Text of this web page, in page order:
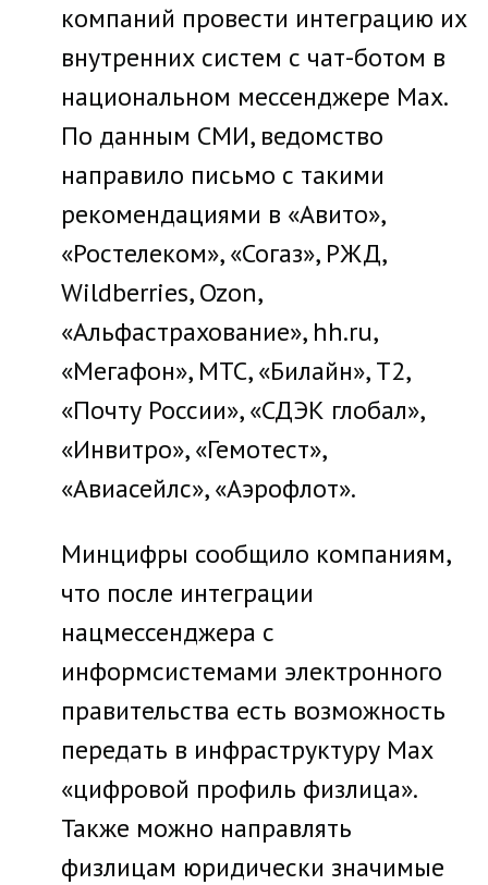
компаний провести интеграцию их
внутренних систем с чат-ботом в
национальном мессенджере Max.
По данным СМИ, ведомство
направило письмо с такими
рекомендациями в «Авито»,
«Ростелеком», «Согаз», РЖД,
Wildberries, Ozon,
«Альфастрахование», hh.ru,
«Мегафон», МТС, «Билайн», Т2,
«Почту России», «СДЭК глобал»,
«Инвитро», «Гемотест»,
«Авиасейлс», «Аэрофлот».
Минцифры сообщило компаниям,
что после интеграции
нацмессенджера с
информсистемами электронного
правительства есть возможность
передать в инфраструктуру Max
«цифровой профиль физлица».
Также можно направлять
физлицам юридически значимые